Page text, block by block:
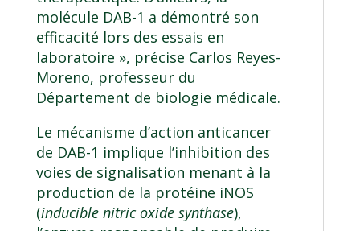
molécule DAB-1 a démontré son
efficacité lors des essais en
laboratoire », précise Carlos Reyes-
Moreno, professeur du
Département de biologie médicale.
Le mécanisme d’action anticancer
de DAB-1 implique l’inhibition des
voies de signalisation menant à la
production de la protéine iNOS
(inducible nitric oxide synthase),